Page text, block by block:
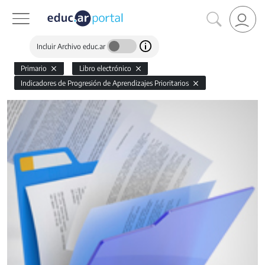
Incluir Archivo educ.ar
Primario
Libro electrónico
Indicadores de Progresión de Aprendizajes Prioritarios